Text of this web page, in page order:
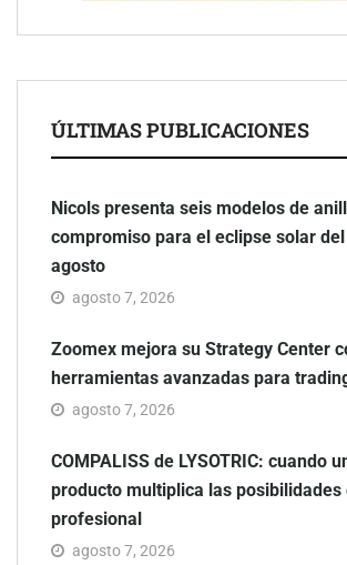
ÚLTIMAS PUBLICACIONES
Nicols presenta seis modelos de
compromiso para el eclipse solar
agosto
agosto 7, 2026
Zoomex mejora su Strategy Center
herramientas avanzadas para
agosto 7, 2026
COMPALISS de LYSOTRIC: cuando
producto multiplica las posibilidades
profesional
agosto 7, 2026